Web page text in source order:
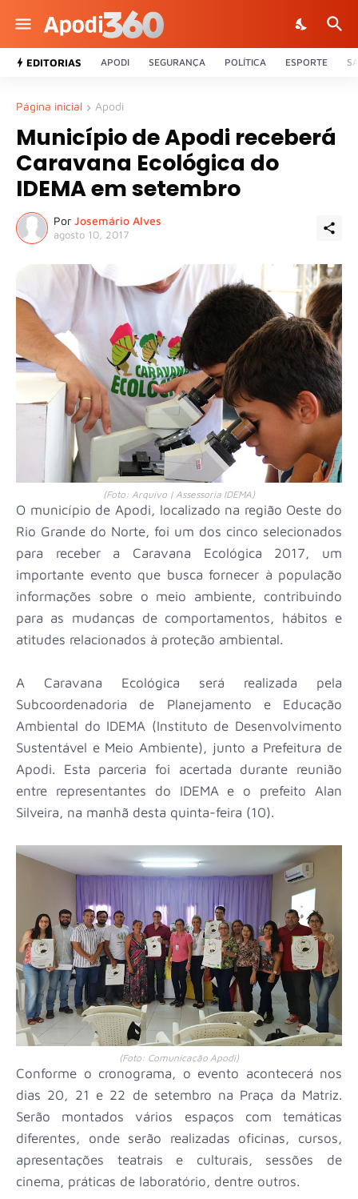
EDITORIAS APODI SEGURANÇA POLÍTICA ESPORTE
Página inicial Apodi
Município de Apodi receberá
Caravana Ecológica do
IDEMA em setembro
Por Josemário Alves
agosto 10, 2017
(Foto: Arquivo | Assessoria IDEMA)
O município de Apodi, localizado na região Oeste do
Rio Grande do Norte, foi um dos cinco selecionados
para receber a Caravana Ecológica 2017, um
importante evento que busca fornecer à população
informações sobre o meio ambiente, contribuindo
para as mudanças de comportamentos, hábitos e
atitudes relacionados à proteção ambiental.
A Caravana Ecológica será realizada pela
Subcoordenadoria de Planejamento e Educação
Ambiental do IDEMA (Instituto de Desenvolvimento
Sustentável e Meio Ambiente), junto a Prefeitura de
Apodi. Esta parceria foi acertada durante reunião
entre representantes do IDEMA e o prefeito Alan
Silveira, na manhã desta quinta-feira (10).
(Foto: Comunicação Apodi)
Conforme o cronograma, o evento acontecerá nos
dias 20, 21 e 22 de setembro na Praça da Matriz.
Serão montados vários espaços com temáticas
diferentes, onde serão realizadas oficinas, cursos,
apresentações teatrais e culturais, sessões de
cinema, práticas de laboratório, dentre outros.